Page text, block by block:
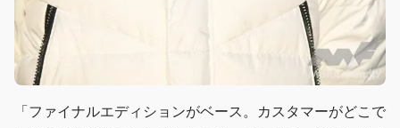
「ファイナルエディションがベース。カスタマーがどこで